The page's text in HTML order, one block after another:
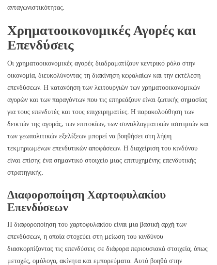
ανταγωνιστικότητας.
Χρηματοοικονομικές Αγορές και
Επενδύσεις
Οι χρηματοοικονομικές αγορές διαδραματίζουν κεντρικό ρόλο στην
οικονομία, διευκολύνοντας τη διακίνηση κεφαλαίων και την εκτέλεση
επενδύσεων. Η κατανόηση των λειτουργιών των χρηματοοικονομικών
αγορών και των παραγόντων που τις επηρεάζουν είναι ζωτικής σημασίας
για τους επενδυτές και τους επιχειρηματίες. Η παρακολούθηση των
δεικτών της αγοράς, των επιτοκίων, των συναλλαγματικών ισοτιμιών και
των γεωπολιτικών εξελίξεων μπορεί να βοηθήσει στη λήψη
τεκμηριωμένων επενδυτικών αποφάσεων. Η διαχείριση του κινδύνου
είναι επίσης ένα σημαντικό στοιχείο μιας επιτυχημένης επενδυτικής
στρατηγικής.
Διαφοροποίηση Χαρτοφυλακίου
Επενδύσεων
Η διαφοροποίηση του χαρτοφυλακίου είναι μια βασική αρχή των
επενδύσεων, η οποία στοχεύει στη μείωση του κινδύνου
διασκορπίζοντας τις επενδύσεις σε διάφορα περιουσιακά στοιχεία, όπως
μετοχές, ομόλογα, ακίνητα και εμπορεύματα. Αυτό βοηθά στην